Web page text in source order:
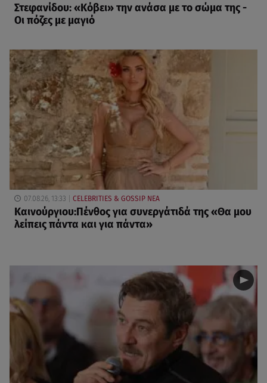
Στεφανίδου: «Κόβει» την ανάσα με το σώμα της -
Οι πόζες με μαγιό
07.08.26, 13:33 CELEBRITIES & GOSSIP ΝΕΑ
Καινούργιου:Πένθος για συνεργάτιδά της «Θα μου
λείπεις πάντα και για πάντα»